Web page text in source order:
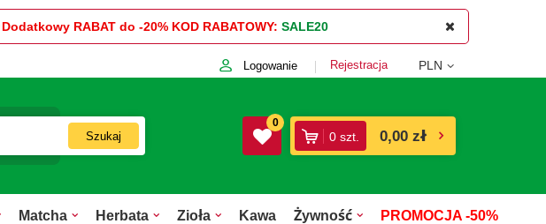
Dodatkowy RABAT do -20% KOD RABATOWY: SALE20
Logowanie Rejestracja PLN
Szukaj
0
0 szt. 0,00 zł
Matcha Herbata Zioła Kawa Żywność
PROMOCJA -50%